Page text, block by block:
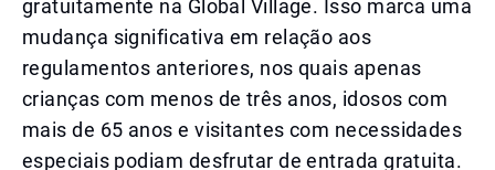
gratuitamente na Global Village. Isso marca uma
mudança significativa em relação aos
regulamentos anteriores, nos quais apenas
crianças com menos de três anos, idosos com
mais de 65 anos e visitantes com necessidades
especiais podiam desfrutar de entrada gratuita.